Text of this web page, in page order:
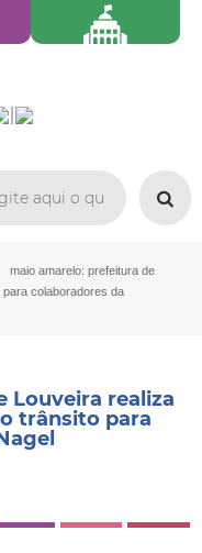
maio amarelo: prefeitura de
colaboradores da
Louveira realiza
trânsito para